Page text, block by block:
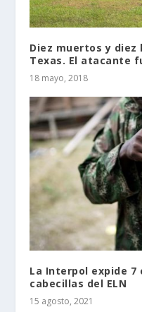
Diez muertos y
Texas. El atacante
18 mayo, 2018
La Interpol expide
cabecillas del ELN
15 agosto, 2021